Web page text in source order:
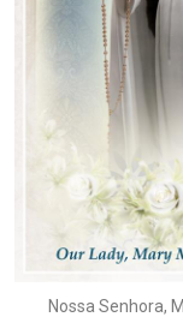
Nossa Senhora,